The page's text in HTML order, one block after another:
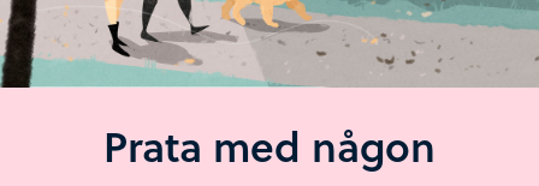
Prata med någon